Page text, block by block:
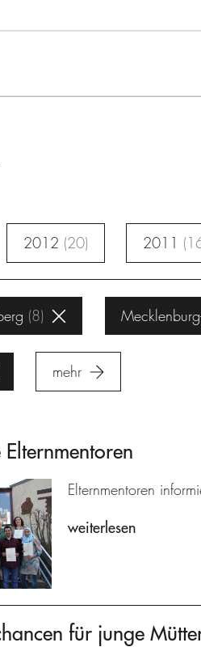
2012 20 2011
8
mehr
Elternmentoren
weiterlesen
für junge